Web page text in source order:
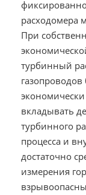
расходомера
При
турбинный
вкладывать
турбинного
процесса и
достаточно
измерения